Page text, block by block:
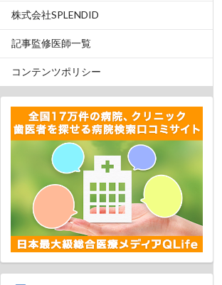
株式会社SPLENDID
記事監修医師一覧
コンテンツポリシー